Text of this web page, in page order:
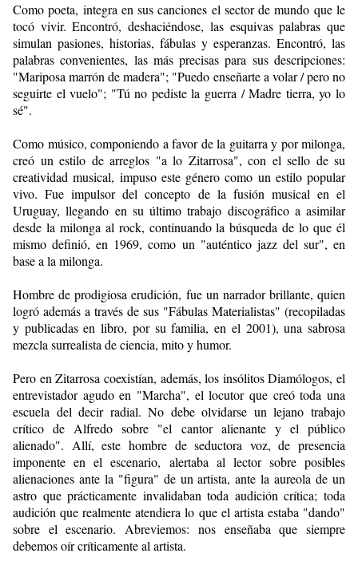
Como poeta, integra en sus canciones el sector de mundo que le
tocó vivir. Encontró, deshaciéndose, las esquivas palabras que
simulan pasiones, historias, fábulas y esperanzas. Encontró, las
palabras convenientes, las más precisas para sus descripciones:
"Mariposa marrón de madera"; "Puedo enseñarte a volar / pero no
seguirte el vuelo"; "Tú no pediste la guerra / Madre tierra, yo lo
sé".
Como músico, componiendo a favor de la guitarra y por milonga,
creó un estilo de arreglos "a lo Zitarrosa", con el sello de su
creatividad musical, impuso este género como un estilo popular
vivo. Fue impulsor del concepto de la fusión musical en el
Uruguay, llegando en su último trabajo discográfico a asimilar
desde la milonga al rock, continuando la búsqueda de lo que él
mismo definió, en 1969, como un "auténtico jazz del sur", en
base a la milonga.
Hombre de prodigiosa erudición, fue un narrador brillante, quien
logró además a través de sus "Fábulas Materialistas" (recopiladas
y publicadas en libro, por su familia, en el 2001), una sabrosa
mezcla surrealista de ciencia, mito y humor.
Pero en Zitarrosa coexistían, además, los insólitos Diamólogos, el
entrevistador agudo en "Marcha", el locutor que creó toda una
escuela del decir radial. No debe olvidarse un lejano trabajo
crítico de Alfredo sobre "el cantor alienante y el público
alienado". Allí, este hombre de seductora voz, de presencia
imponente en el escenario, alertaba al lector sobre posibles
alienaciones ante la "figura" de un artista, ante la aureola de un
astro que prácticamente invalidaban toda audición crítica; toda
audición que realmente atendiera lo que el artista estaba "dando"
sobre el escenario. Abreviemos: nos enseñaba que siempre
debemos oír críticamente al artista.